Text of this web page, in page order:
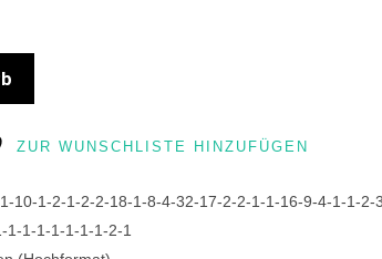
ZUR WUNSCHLISTE HINZUFÜGEN
10-1-2-1-2-2-18-1-8-4-32-17-2-2-1-1-16-9-4-1-1-2-
1-1-1-1-1-1-1-2-1